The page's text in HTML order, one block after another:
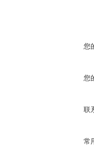
您
您
联
常